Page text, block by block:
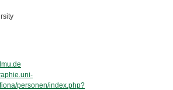
personen/index.php?